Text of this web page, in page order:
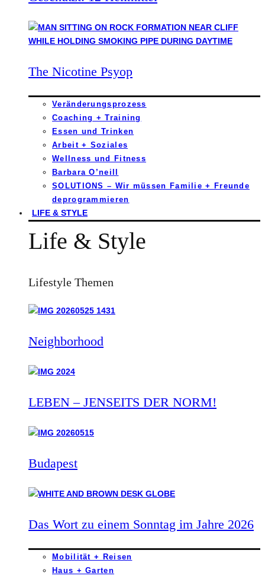
The Nicotine Psyop
Veränderungsprozess
Coaching + Training
Essen und Trinken
Arbeit + Soziales
Wellness und Fitness
Barbara O’neill
SOLUTIONS – Wir müssen Familie + Freunde
deprogrammieren
LIFE & STYLE
Life & Style
Lifestyle Themen
Neighborhood
LEBEN – JENSEITS DER NORM!
Budapest
Das Wort zu einem Sonntag im Jahre 2026
Mobilität + Reisen
Haus + Garten